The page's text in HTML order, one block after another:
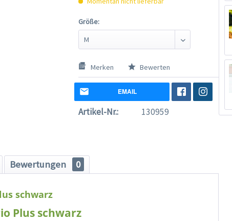
Größe:
Merken Bewerten
EMAIL
Artikel-Nr.: 130959
Bewertungen 0
schwarz
Plus schwarz